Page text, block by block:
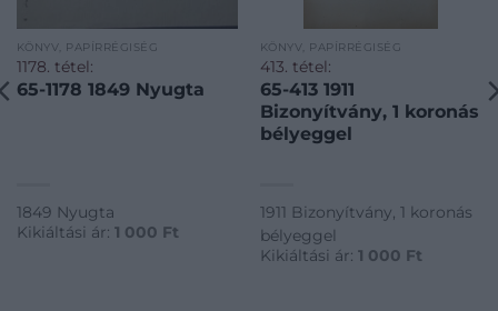
KÖNYV, PAPÍRRÉGISÉG
1178. tétel:
65-1178 1849 Nyugta
1849 Nyugta
Kikiáltási ár: 1 000 Ft
KÖNYV, PAPÍRRÉGISÉG
413. tétel:
65-413 1911
Bizonyítvány, 1 koronás
bélyeggel
1911 Bizonyítvány, 1 koronás
bélyeggel
Kikiáltási ár: 1 000 Ft